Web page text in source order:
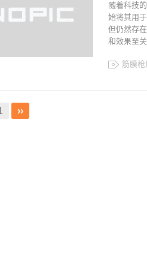
随着科技
始将其用
但仍然存
和效果至
筋膜
››